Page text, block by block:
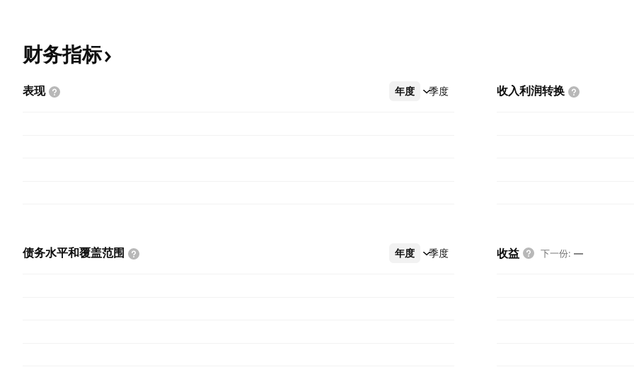
财务指标
表现 年度 季度
更多 收入利润转换
债务水平和覆盖范围 年度 季度
更多 收益 下一份: —